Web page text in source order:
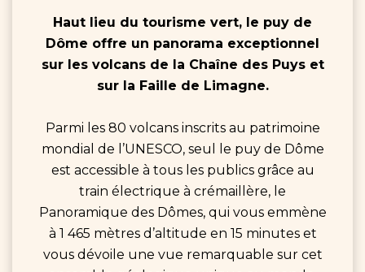
Haut lieu du tourisme vert, le puy de
Dôme offre un panorama exceptionnel
sur les volcans de la Chaîne des Puys et
sur la Faille de Limagne.
Parmi les 80 volcans inscrits au patrimoine
mondial de l’UNESCO, seul le puy de Dôme
est accessible à tous les publics grâce au
train électrique à crémaillère, le
Panoramique des Dômes, qui vous emmène
à 1 465 mètres d’altitude en 15 minutes et
vous dévoile une vue remarquable sur cet